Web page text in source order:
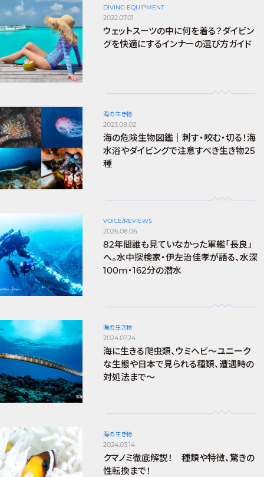
DIVING EQUIPMENT
2022.07.01
ウェットスーツの中に何を着る？ダイビン
グを快適にするインナーの選び方ガイド
海の生き物
2023.08.02
海の危険生物図鑑｜刺す・咬む・切る！海
水浴やダイビングで注意すべき生き物25
種
VOICE/REVIEWS
2026.08.06
82年間誰も見ていなかった軍艦「長良」
へ。水中探検家・伊左治佳孝が語る、水深
100m・162分の潜水
海の生き物
2024.07.24
海に生きる爬虫類、ウミヘビ～ユニーク
な生態や日本で見られる種類、遭遇時の
対処法まで～
海の生き物
2024.03.14
クマノミ徹底解説！ 種類や特徴、驚きの
性転換まで！